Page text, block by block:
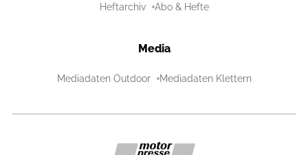
Heftarchiv Abo & Hefte
Media
Mediadaten Outdoor Mediadaten Klettern